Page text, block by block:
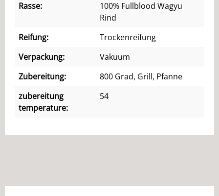
Rasse:
100% Fullblood Wagyu
Rind
Reifung:
Trockenreifung
Verpackung:
Vakuum
Zubereitung:
800 Grad, Grill, Pfanne
zubereitung
temperature:
54